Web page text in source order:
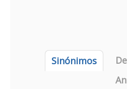
Sinónimos